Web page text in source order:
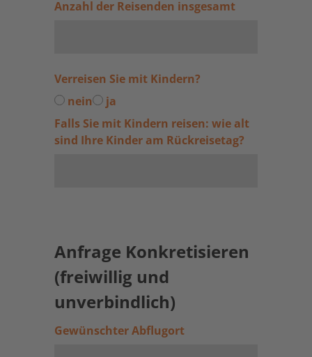
Anzahl der Reisenden insgesamt
Verreisen Sie mit Kindern?
nein
ja
Falls Sie mit Kindern reisen: wie alt
sind Ihre Kinder am Rückreisetag?
Anfrage Konkretisieren
(freiwillig und
unverbindlich)
Gewünschter Abflugort